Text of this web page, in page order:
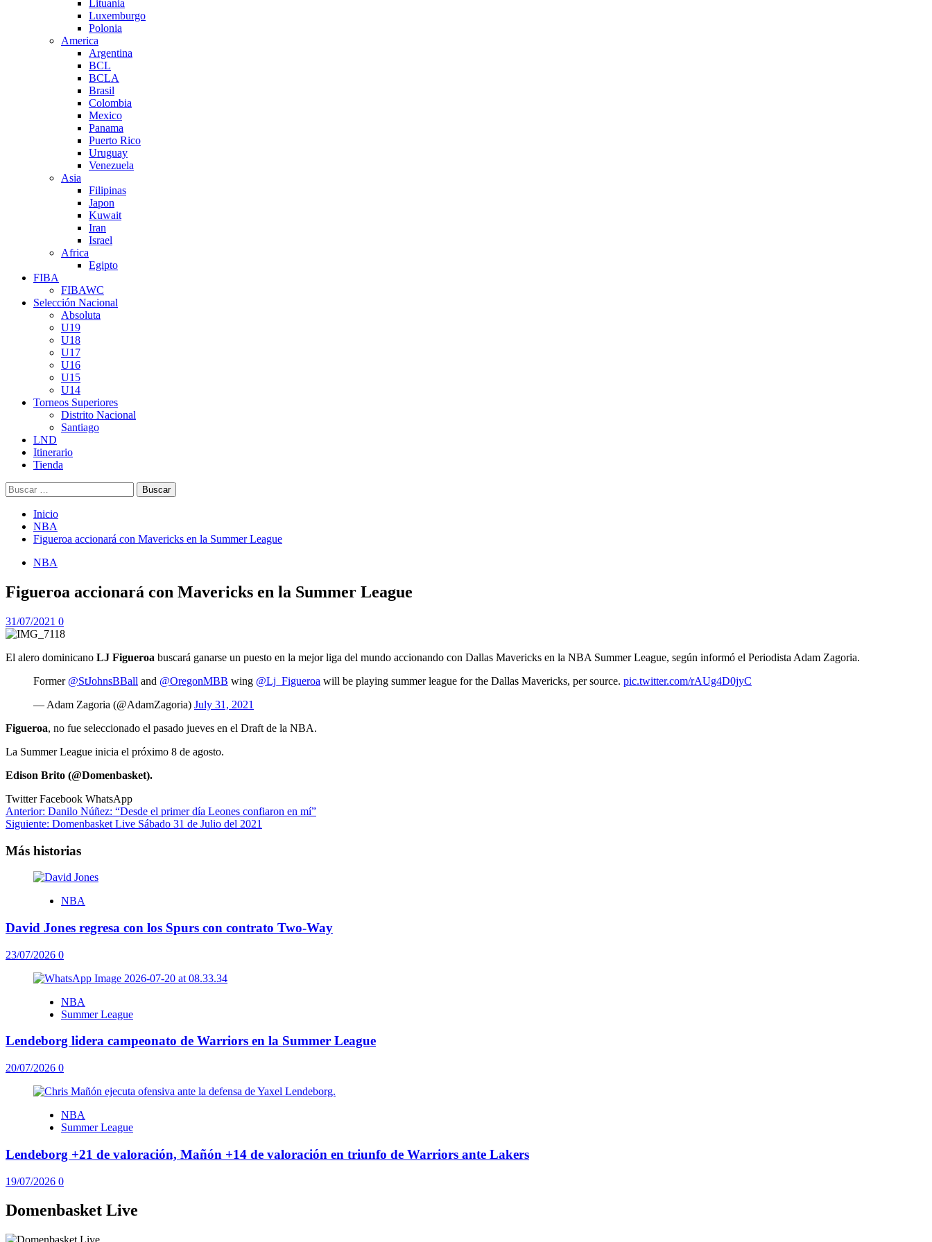
Lituania
Luxemburgo
Polonia
America
Argentina
BCL
BCLA
Brasil
Colombia
Mexico
Panama
Puerto Rico
Uruguay
Venezuela
Asia
Filipinas
Japon
Kuwait
Iran
Israel
Africa
Egipto
FIBA
FIBAWC
Selección Nacional
Absoluta
U19
U18
U17
U16
U15
U14
Torneos Superiores
Distrito Nacional
Santiago
LND
Itinerario
Tienda
Buscar:
Inicio
NBA
Figueroa accionará con Mavericks en la Summer League
NBA
Figueroa accionará con Mavericks en la Summer League
31/07/2021 0
El alero dominicano LJ Figueroa buscará ganarse un puesto en la mejor liga del mundo accionando con Dallas Mavericks en la NBA Summer League, según informó el Periodista Adam Zagoria.
Former @StJohnsBBall and @OregonMBB wing @Lj_Figueroa will be playing summer league for the Dallas Mavericks, per source. pic.twitter.com/rAUg4D0jyC
— Adam Zagoria (@AdamZagoria) July 31, 2021
Figueroa, no fue seleccionado el pasado jueves en el Draft de la NBA.
La Summer League inicia el próximo 8 de agosto.
Edison Brito (@Domenbasket).
TwitterFacebook WhatsApp
Navegación
de
entradas
Anterior: Danilo Núñez: “Desde el primer día Leones confiaron en mí”
Siguiente: Domenbasket Live Sábado 31 de Julio del 2021
Más historias
NBA
David Jones regresa con los Spurs con contrato Two-Way
23/07/2026 0
NBA
Summer League
Lendeborg lidera campeonato de Warriors en la Summer League
20/07/2026 0
NBA
Summer League
Lendeborg +21 de valoración, Mañón +14 de valoración en triunfo de Warriors ante Lakers
19/07/2026 0
Domenbasket Live